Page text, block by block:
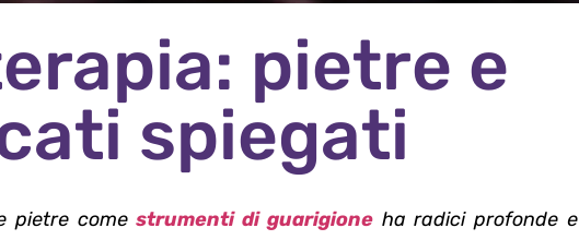
pietre e
spiegati
pietre comestrumenti di guarigioneha radici profonde e